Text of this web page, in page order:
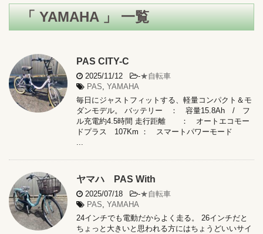
「 YAMAHA 」 一覧
PAS CITY-C
2025/11/12 -★自転車
PAS, YAMAHA
毎日にジャストフィットする、軽量コンパクト＆モ
ダンモデル。 バッテリー ： 容量15.8Ah / フ
ル充電約4.5時間 走行距離 ： オートエコモー
ドプラス 107Km ： スマートパワーモード
...
ヤマハ PAS With
2025/07/18 -★自転車
PAS, YAMAHA
24インチでも電動だからよく走る。 26インチだと
ちょっと大きいと思われる方にはちょうどいいサイ